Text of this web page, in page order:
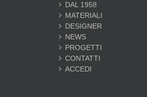
DAL 1958
MATERIALI
DESIGNER
NEWS
PROGETTI
CONTATTI
ACCEDI